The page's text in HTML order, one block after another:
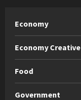
Economy
Economy Creative
Food
Government